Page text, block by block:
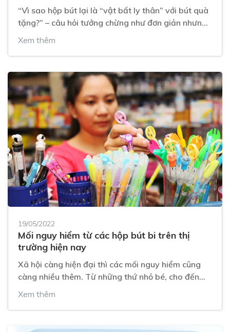
“Vì sao hộp bút lại là “vật bất ly thân” với bút quà
tặng?” – câu hỏi tưởng chừng như đơn giản nhưng
không phải ai cũng có câu trả lời hoàn hảo nhất.
lời giải thích cho câu hỏi trên không?
Xem thêm
19/05/2022
Mối nguy hiểm từ các hộp bút bi trên thị
trường hiện nay
Xã hội càng hiện đại thì các mối nguy hiểm cũng
càng nhiều thêm. Từ những thứ nhỏ bé, cho đến
những thứ to lớn đều có nguy cơ làm giả, có hợp
sức khỏe người dùng. Ví dụ như một chiếc hộp bút
thôi.
Xem thêm